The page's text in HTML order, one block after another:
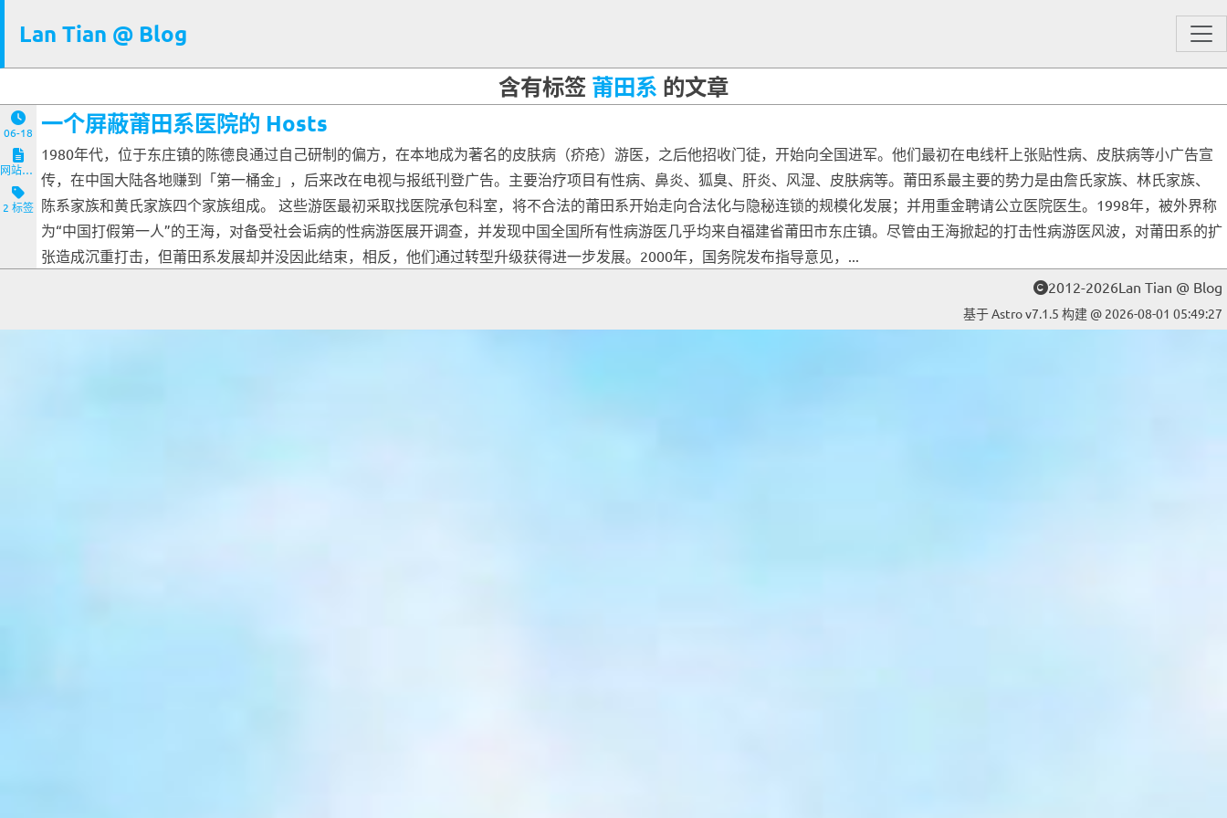
Lan Tian @ Blog
含有标签 莆田系 的文章
06-18
网站与服务端
2 标签
一个屏蔽莆田系医院的 Hosts
1980年代，位于东庄镇的陈德良通过自己研制的偏方，在本地成为著名的皮肤病（疥疮）游医，之后他招收门徒，开始向全国进军。他们最初在电线杆上张贴性病、皮肤病等小广告宣
传，在中国大陆各地赚到「第一桶金」，后来改在电视与报纸刊登广告。主要治疗项目有性病、鼻炎、狐臭、肝炎、风湿、皮肤病等。莆田系最主要的势力是由詹氏家族、林氏家族、
陈系家族和黄氏家族四个家族组成。 这些游医最初采取找医院承包科室，将不合法的莆田系开始走向合法化与隐秘连锁的规模化发展；并用重金聘请公立医院医生。1998年，被外界称
为“中国打假第一人”的王海，对备受社会诟病的性病游医展开调查，并发现中国全国所有性病游医几乎均来自福建省莆田市东庄镇。尽管由王海掀起的打击性病游医风波，对莆田系的扩
张造成沉重打击，但莆田系发展却并没因此结束，相反，他们通过转型升级获得进一步发展。2000年，国务院发布指导意见，...
2012-2026Lan Tian @ Blog
基于 Astro v7.1.5 构建 @ 2026-08-01 05:49:27